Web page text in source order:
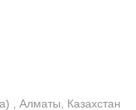
, Алматы, Казахстан